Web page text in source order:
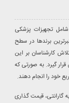
تجهیزات پزشکی
برندها در سطح
کارشناسان بر این
گیرد. به صورتی که
خود را انجام دهند.
گارانتی، قیمت گذاری